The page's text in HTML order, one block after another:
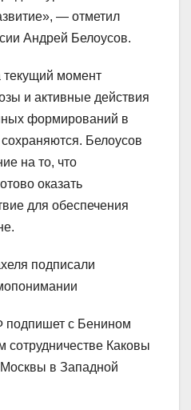
— отметил
Андрей Белоусов.
текущий момент
и активные действия
формирований в
Белоусов
на то, что
оказать
для обеспечения
подпишет с Бенином
сотрудничестве Каковы
в Западной